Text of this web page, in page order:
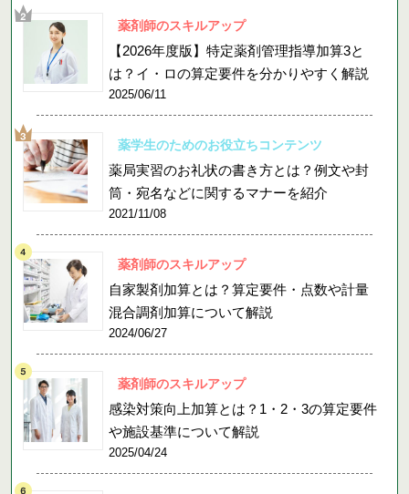
薬剤師のスキルアップ
【2026年度版】特定薬剤管理指導加算3と
は？イ・ロの算定要件を分かりやすく解説
2025/06/11
薬学生のためのお役立ちコンテンツ
薬局実習のお礼状の書き方とは？例文や封
筒・宛名などに関するマナーを紹介
2021/11/08
薬剤師のスキルアップ
自家製剤加算とは？算定要件・点数や計量
混合調剤加算について解説
2024/06/27
薬剤師のスキルアップ
感染対策向上加算とは？1・2・3の算定要件
や施設基準について解説
2025/04/24